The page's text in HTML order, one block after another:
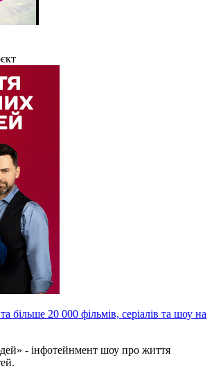
більше 20 000 фільмів, серіалів та шоу на
- інфотейнмент шоу про життя